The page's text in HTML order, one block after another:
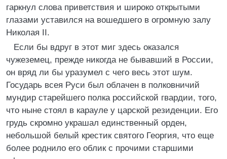
гаркнул слова приветствия и широко открытыми
глазами уставился на вошедшего в огромную залу
Николая II.
Если бы вдруг в этот миг здесь оказался
чужеземец, прежде никогда не бывавший в России,
он вряд ли бы уразумел с чего весь этот шум.
Государь всея Руси был облачен в полковничий
мундир старейшего полка российской гвардии, того,
что ныне стоял в карауле у царской резиденции. Его
грудь скромно украшал единственный орден,
небольшой белый крестик святого Георгия, что еще
более роднило его облик с прочими старшими